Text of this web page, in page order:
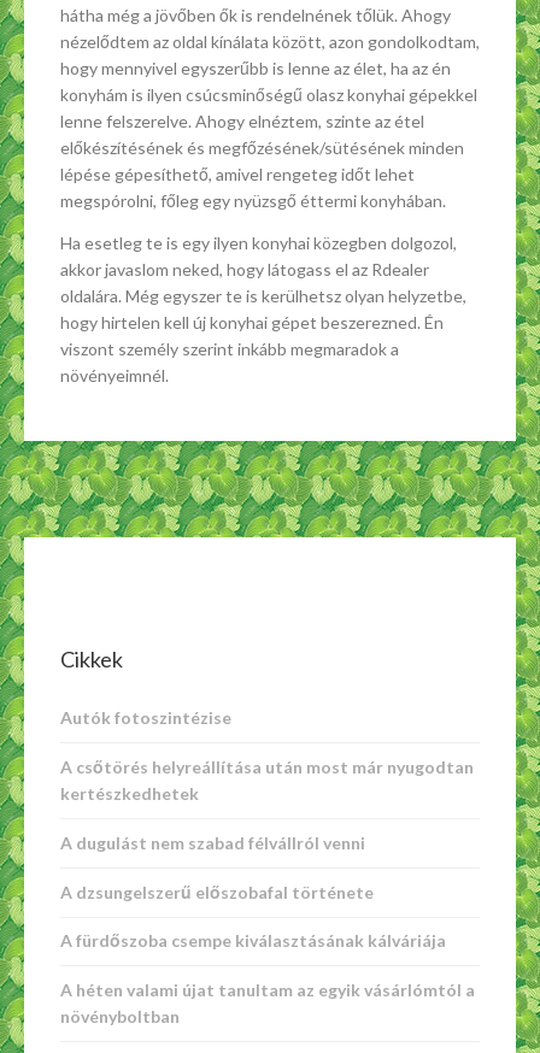
hátha még a jövőben ők is rendelnének tőlük. Ahogy
nézelődtem az oldal kínálata között, azon gondolkodtam,
hogy mennyivel egyszerűbb is lenne az élet, ha az én
konyhám is ilyen csúcsminőségű olasz konyhai gépekkel
lenne felszerelve. Ahogy elnéztem, szinte az étel
előkészítésének és megfőzésének/sütésének minden
lépése gépesíthető, amivel rengeteg időt lehet
megspórolni, főleg egy nyüzsgő éttermi konyhában.
Ha esetleg te is egy ilyen konyhai közegben dolgozol,
akkor javaslom neked, hogy látogass el az Rdealer
oldalára. Még egyszer te is kerülhetsz olyan helyzetbe,
hogy hirtelen kell új konyhai gépet beszerezned. Én
viszont személy szerint inkább megmaradok a
növényeimnél.
Cikkek
Autók fotoszintézise
A csőtörés helyreállítása után most már nyugodtan
kertészkedhetek
A dugulást nem szabad félvállról venni
A dzsungelszerű előszobafal története
A fürdőszoba csempe kiválasztásának kálváriája
A héten valami újat tanultam az egyik vásárlómtól a
növényboltban